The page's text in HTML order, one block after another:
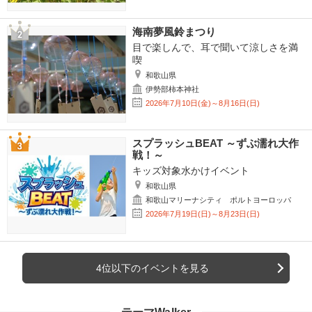
海南夢風鈴まつり
目で楽しんで、耳で聞いて涼しさを満
喫
和歌山県
伊勢部柿本神社
2026年7月10日(金)～8月16日(日)
スプラッシュBEAT ～ずぶ濡れ大作
戦！～
キッズ対象水かけイベント
和歌山県
和歌山マリーナシティ ポルトヨーロッパ
2026年7月19日(日)～8月23日(日)
4位以下のイベントを見る